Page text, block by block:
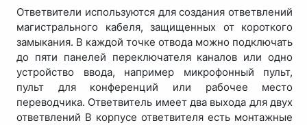
Ответвители используются для создания ответвлений
магистрального кабеля, защищенных от короткого
замыкания. В каждой точке отвода можно подключать
до пяти панелей переключателя каналов или одно
устройство ввода, например микрофонный пульт,
пульт для конференций или рабочее место
переводчика. Ответвитель имеет два выхода для двух
ответвлений В корпусе ответвителя есть монтажные